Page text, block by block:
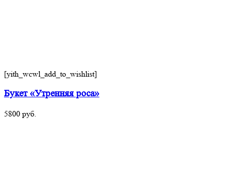
[yith_wcwl_add_to_wishlist]
Букет «Утренняя роса»
5800 руб.